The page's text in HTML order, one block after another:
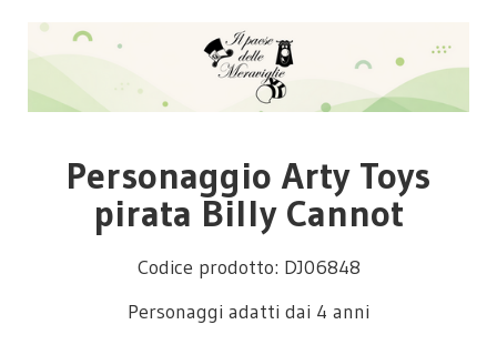
Personaggio Arty Toys
pirata Billy Cannot
Codice prodotto: DJ06848
Personaggi adatti dai 4 anni